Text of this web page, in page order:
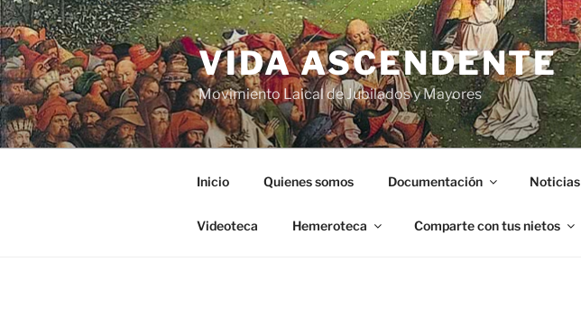
VIDA ASCENDENTE
Movimiento Laical de Jubilados y Mayores
Inicio Quienes somos Documentación Noticias
Videoteca Hemeroteca Comparte con tus nietos